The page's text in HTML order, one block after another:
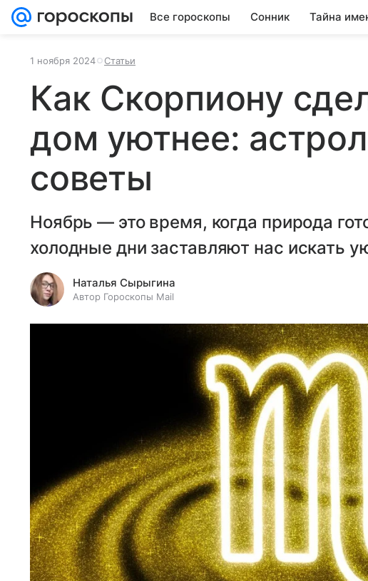
Все гороскопы Сонник Тайна
1 ноября 2024 Статьи
Как Скорпиону
дом уютнее:
советы
Ноябрь — это время, когда природа
холодные дни заставляют нас искать
Наталья Сырыгина
Автор Гороскопы Mail